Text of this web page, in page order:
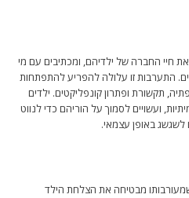
חיי החברה של ילדיהם, ומכתיבים עם מי
התערבות זו עלולה להפריע להתפתחות
תקשורת ופתרון קונפליקטים. ילדים
ועשויים לסמוך על הוריהם כדי לנווט
לשגשג באופן עצמאי.
מבטיחה את הצלחת הילד